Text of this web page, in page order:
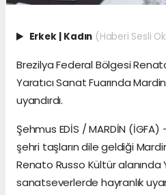
Erkek | Kadın (Haberi Sesli
Brezilya Federal Bölgesi
Yaratıcı Sanat Fuarında
uyandırdı.
Şehmus EDİS / MARDİN
şehri taşların dile geldiği
Renato Russo Kültür alanında
sanatseverlerde hayranlık